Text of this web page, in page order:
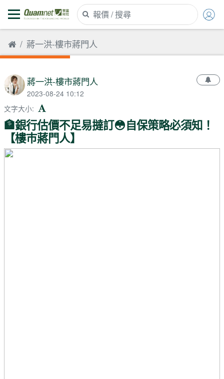
蔣一洪-樓市蔣門人
蔣一洪-樓市蔣門人
2023-08-24 10:12
文字大小:
🏦銀行估價不足易撻訂😳自保策略必須知！
【樓巿蔣門人】